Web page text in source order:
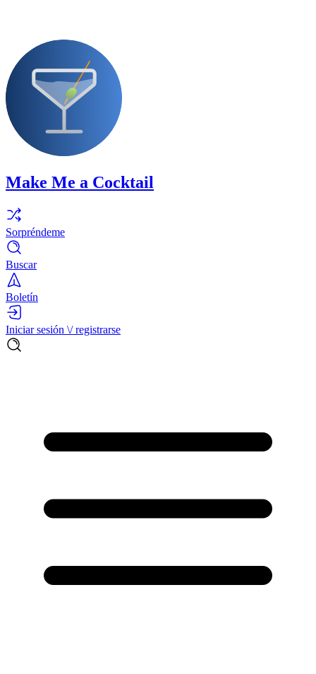
Make Me a Cocktail
Sorpréndeme
Buscar
Boletín
Iniciar sesión \/ registrarse